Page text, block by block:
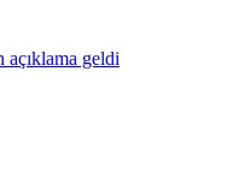
açıklama geldi